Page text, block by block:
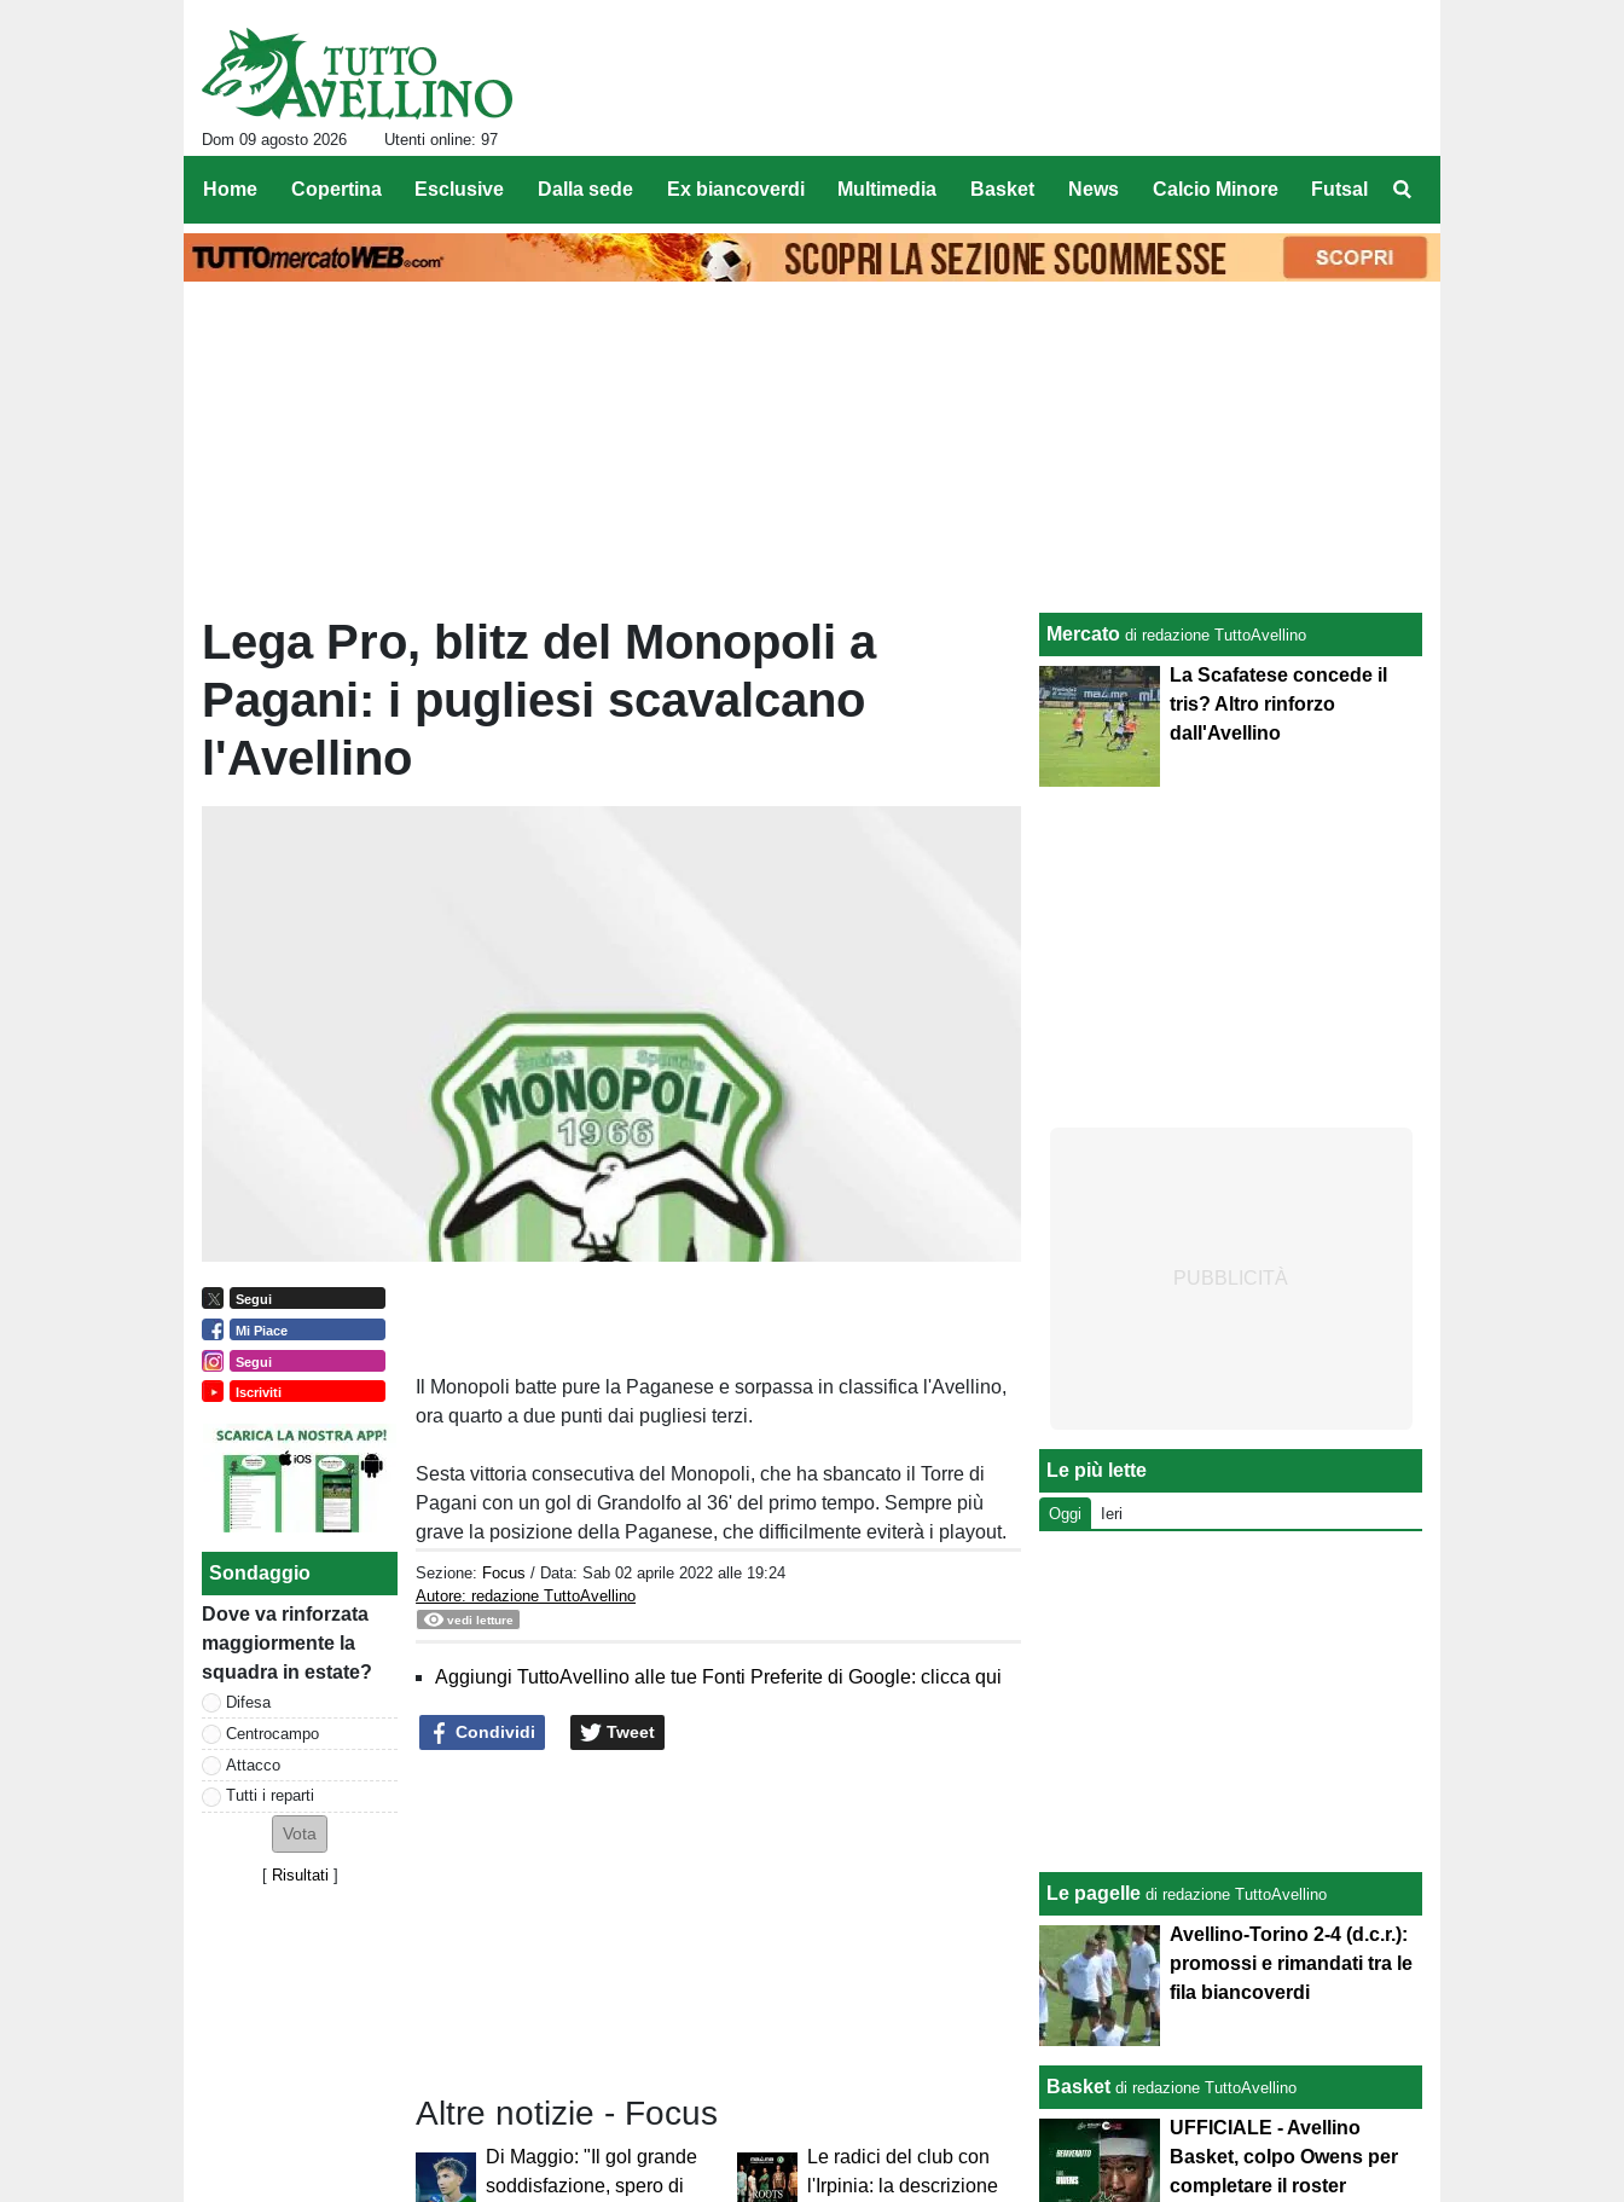
Dom 09 agosto 2026 Utenti online: 97
Home Copertina Esclusive Dalla sede Ex biancoverdi Multimedia Basket News Calcio Minore Futsal
Lega Pro, blitz del Monopoli a
Pagani: i pugliesi scavalcano
l'Avellino
Segui
Mi Piace
Segui
Iscriviti
Sondaggio
Dove va rinforzata
maggiormente la
squadra in estate?
Difesa
Centrocampo
Attacco
Tutti i reparti
[ Risultati ]
Il Monopoli batte pure la Paganese e sorpassa in classifica l'Avellino,
ora quarto a due punti dai pugliesi terzi.
Sesta vittoria consecutiva del Monopoli, che ha sbancato il Torre di
Pagani con un gol di Grandolfo al 36' del primo tempo. Sempre più
grave la posizione della Paganese, che difficilmente eviterà i playout.
Sezione: Focus / Data:Sab 02 aprile 2022 alle 19:24
Autore: redazione TuttoAvellino
vedi letture
Aggiungi TuttoAvellino alle tue Fonti Preferite di Google: clicca qui
Condividi Tweet
Altre notizie - Focus
Di Maggio: "Il gol grande
soddisfazione, spero di
Le radici del club con
l'Irpinia: la descrizione
Mercato di redazione TuttoAvellino
La Scafatese concede il
tris? Altro rinforzo
dall'Avellino
Le più lette
Oggi Ieri
Le pagelle di redazione TuttoAvellino
Avellino-Torino 2-4 (d.c.r.):
promossi e rimandati tra le
fila biancoverdi
Basket di redazione TuttoAvellino
UFFICIALE - Avellino
Basket, colpo Owens per
completare il roster